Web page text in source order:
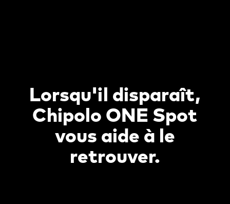
Lorsqu'il disparaît,
Chipolo ONE Spot
vous aide à le
retrouver.